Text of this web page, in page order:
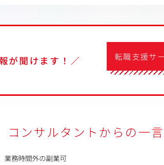
が聞けます！／ 転職支援サ
コンサルタントからの一言
業務時間外の副業可